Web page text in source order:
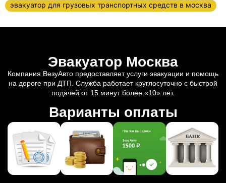
эвакуатор для грузовых транспортных средств в москва
Эвакуатор Москва
Компания ВезуАвто предоставляет услуги эвакуации и помощь
на дороге при ДТП. Служба работает круглосуточно с быстрой
подачей от 15 минут более «10» лет.
Варианты оплаты